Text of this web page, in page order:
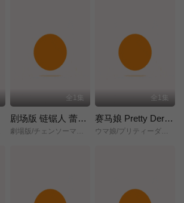
全1集
剧场版 链锯人 蕾塞篇(正式版)
全1集
赛马娘 Pretty Derby 新时代之门